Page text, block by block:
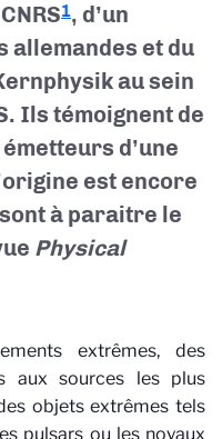
1, d’un
et du
au sein
Ils témoignent de
d’une
est encore
à paraitre le
Physical
extrêmes, des
aux sources les plus
objets extrêmes tels
pulsars ou les noyaux